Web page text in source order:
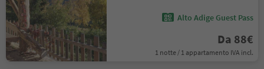
Alto Adige Guest Pass
Da 88€
1 notte / 1 appartamento IVA incl.